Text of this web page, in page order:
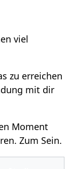
viel
zu erreichen
mit dir
Moment
Zum Sein.